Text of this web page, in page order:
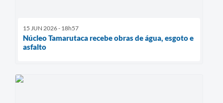
15 JUN 2026 - 18h57
Núcleo Tamarutaca recebe obras de água, esgoto e
asfalto